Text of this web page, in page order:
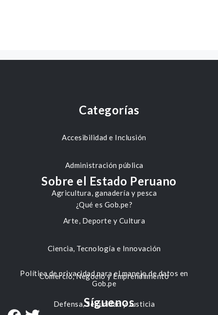
Categorías
Accesibilidad e Inclusión
Administración pública
Agricultura, ganadería y pesca
Arte, Deporte y Cultura
Ciencia, Tecnología e Innovación
Comercio, Negocio y Emprendimiento
Defensa, Seguridad y Justicia
Sobre el Estado Peruano
¿Qué es Gob.pe?
Política de privacidad para el manejo de datos en
Gob.pe
Síguenos